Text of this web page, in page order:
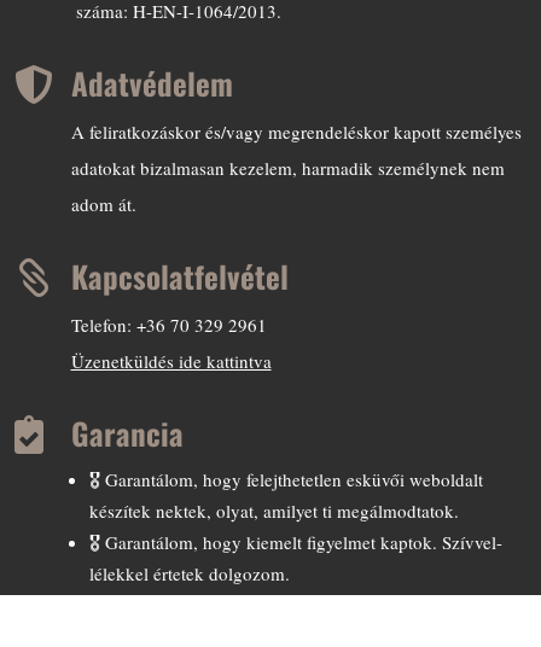
száma: H-EN-I-1064/2013.
 Adatvédelem
A feliratkozáskor és/vagy megrendeléskor kapott személyes
adatokat bizalmasan kezelem, harmadik személynek nem
adom át.
 Kapcsolatfelvétel
Telefon: +36 70 329 2961
Üzenetküldés ide kattintva
 Garancia
🎖️ Garantálom, hogy felejthetetlen esküvői weboldalt
készítek nektek, olyat, amilyet ti megálmodtatok.
🎖️ Garantálom, hogy kiemelt figyelmet kaptok. Szívvel-
lélekkel értetek dolgozom.